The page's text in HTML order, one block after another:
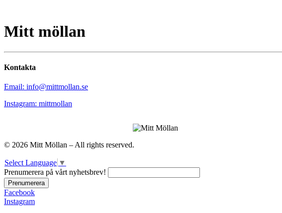
Mitt möllan
Kontakta
Email: info@mittmollan.se
Instagram: mittmollan
© 2026 Mitt Möllan – All rights reserved.
Select Language ▼
Prenumerera på vårt nyhetsbrev!
Facebook
Instagram